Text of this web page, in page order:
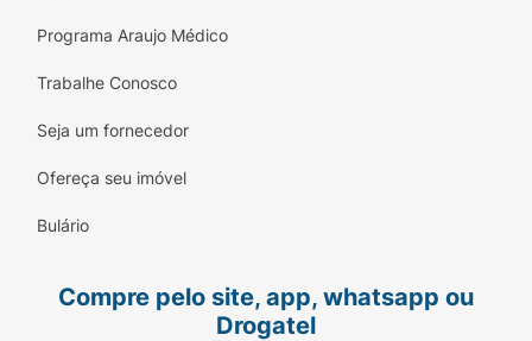
Programa Araujo Médico
Trabalhe Conosco
Seja um fornecedor
Ofereça seu imóvel
Bulário
Compre pelo site, app, whatsapp ou
Drogatel